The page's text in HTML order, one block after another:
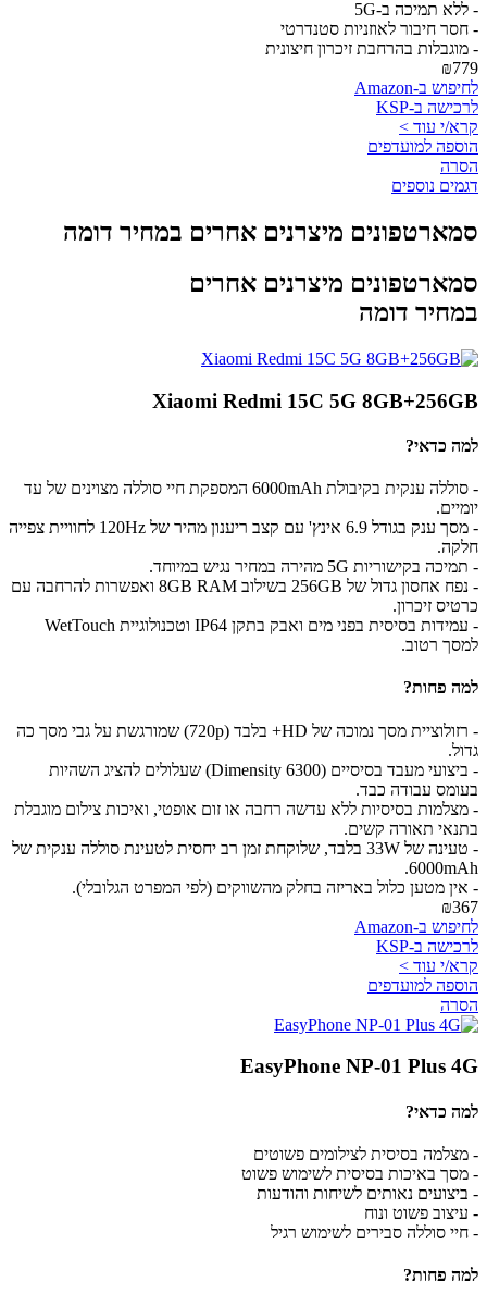
- ללא תמיכה ב-5G
- חסר חיבור לאוזניות סטנדרטי
- מוגבלות בהרחבת זיכרון חיצונית
₪779
לחיפוש ב-Amazon
לרכישה ב-KSP
קרא/י עוד >
הוספה למועדפים
הסרה
דגמים נוספים
סמארטפונים מיצרנים אחרים במחיר דומה
סמארטפונים מיצרנים אחרים
במחיר דומה
Xiaomi Redmi 15C 5G 8GB+256GB
למה כדאי?
- סוללה ענקית בקיבולת 6000mAh המספקת חיי סוללה מצוינים של עד
יומיים.
- מסך ענק בגודל 6.9 אינץ' עם קצב ריענון מהיר של 120Hz לחוויית צפייה
חלקה.
- תמיכה בקישוריות 5G מהירה במחיר נגיש במיוחד.
- נפח אחסון גדול של 256GB בשילוב 8GB RAM ואפשרות להרחבה עם
כרטיס זיכרון.
- עמידות בסיסית בפני מים ואבק בתקן IP64 וטכנולוגיית WetTouch
למסך רטוב.
למה פחות?
- רזולוציית מסך נמוכה של HD+ בלבד (720p) שמורגשת על גבי מסך כה
גדול.
- ביצועי מעבד בסיסיים (Dimensity 6300) שעלולים להציג השהיות
בעומס עבודה כבד.
- מצלמות בסיסיות ללא עדשה רחבה או זום אופטי, ואיכות צילום מוגבלת
בתנאי תאורה קשים.
- טעינה של 33W בלבד, שלוקחת זמן רב יחסית לטעינת סוללה ענקית של
6000mAh.
- אין מטען כלול באריזה בחלק מהשווקים (לפי המפרט הגלובלי).
₪367
לחיפוש ב-Amazon
לרכישה ב-KSP
קרא/י עוד >
הוספה למועדפים
הסרה
EasyPhone NP-01 Plus 4G
למה כדאי?
- מצלמה בסיסית לצילומים פשוטים
- מסך באיכות בסיסית לשימוש פשוט
- ביצועים נאותים לשיחות והודעות
- עיצוב פשוט ונוח
- חיי סוללה סבירים לשימוש רגיל
למה פחות?